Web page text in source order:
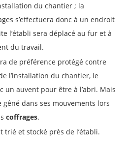
du chantier ; la
s’effectuera donc à un endroit
l’établi sera déplacé au fur et à
du travail.
de préférence protégé contre
l’installation du chantier, le
un auvent pour être à l’abri. Mais
dans ses mouvements lors
coffrages.
trié et stocké près de l’établi.